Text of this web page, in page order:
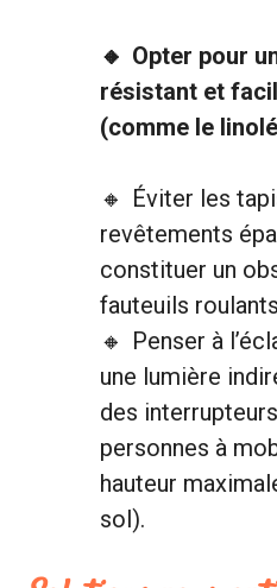
Opter pour
résistant et
(comme le
Éviter les
revêtements
constituer un
fauteuils
Penser à
une lumière
des
personnes à
hauteur
sol).